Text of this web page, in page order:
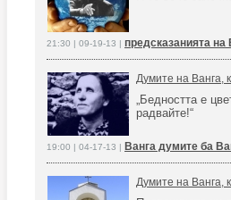
21:30 | 09-19-13 | предсказанията
Думите на Ванга,
„Бедността е
радвайте!“
19:00 | 04-17-13 | Ванга думите ба
Думите на Ванга,